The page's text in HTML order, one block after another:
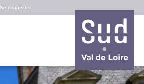
Se connecter